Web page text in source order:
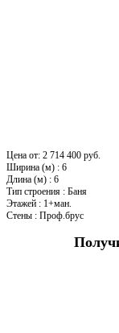
Цена от: 2 714 400 руб.
Ширина (м) : 6
Длина (м) : 6
Тип строения : Баня
Этажей : 1+ман.
Стены : Проф.брус